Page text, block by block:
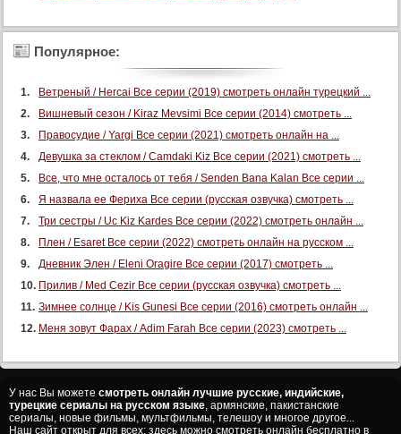
Популярное:
Ветреный / Hercai Все серии (2019) смотреть онлайн турецкий ...
Вишневый сезон / Kiraz Mevsimi Все серии (2014) смотреть ...
Правосудие / Yargi Все серии (2021) смотреть онлайн на ...
Девушка за стеклом / Camdaki Kiz Все серии (2021) смотреть ...
Все, что мне осталось от тебя / Senden Bana Kalan Все серии ...
Я назвала ее Фериха Все серии (русская озвучка) смотреть ...
Три сестры / Uc Kiz Kardes Все серии (2022) смотреть онлайн ...
Плен / Esaret Все серии (2022) смотреть онлайн на русском ...
Дневник Элен / Eleni Oragire Все серии (2017) смотреть ...
Прилив / Med Cezir Все серии (русская озвучка) смотреть ...
Зимнее солнце / Kis Gunesi Все серии (2016) смотреть онлайн ...
Меня зовут Фарах / Adim Farah Все серии (2023) смотреть ...
У нас Вы можете смотреть онлайн лучшие русские, индийские,
турецкие сериалы на русском языке, армянские, пакистанские
сериалы, новые фильмы, мультфильмы, телешоу и многое другое...
Наш сайт открыт для всех: здесь можно смотреть онлайн бесплатно в